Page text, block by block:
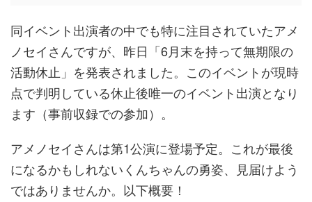
同イベント出演者の中でも特に注目されていたアメ
ノセイさんですが、昨日「6月末を持って無期限の
活動休止」を発表されました。このイベントが現時
点で判明している休止後唯一のイベント出演となり
ます（事前収録での参加）。
アメノセイさんは第1公演に登場予定。これが最後
になるかもしれないくんちゃんの勇姿、見届けよう
ではありませんか。以下概要！